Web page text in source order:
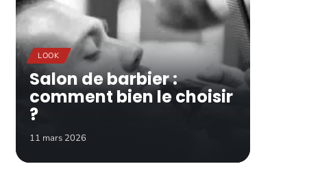
LOOK
Salon de barbier :
comment bien le choisir
?
11 mars 2026